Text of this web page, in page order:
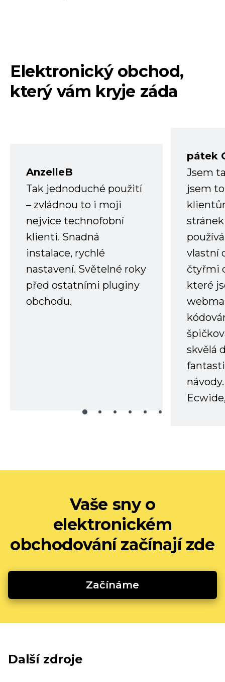
Elektronický obchod,
který vám kryje záda
AnzelleB
Tak jednoduché použití
– zvládnou to i moji
nejvíce technofobní
klienti. Snadná
instalace, rychlé
nastavení. Světelné roky
před ostatními pluginy
obchodu.
pátek
Jsem
jsem
vlastní
čtyřmi
které
skvělá
Vaše sny o
elektronickém
obchodování začínají zde
Začínáme
Další zdroje